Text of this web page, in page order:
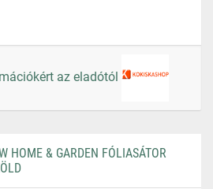
az eladótól
HOME & GARDEN FÓLIASÁTOR